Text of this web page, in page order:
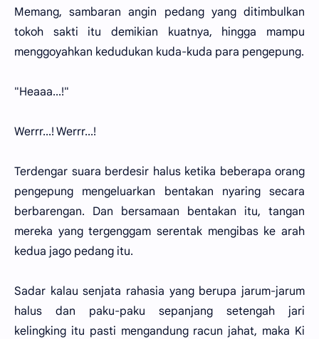
Memang, sambaran angin pedang yang ditimbulkan
tokoh sakti itu demikian kuatnya, hingga mampu
menggoyahkan kedudukan kuda-kuda para pengepung.
"Heaaa...!"
Werrr...! Werrr...!
Terdengar suara berdesir halus ketika beberapa orang
pengepung mengeluarkan bentakan nyaring secara
berbarengan. Dan bersamaan bentakan itu, tangan
mereka yang tergenggam serentak mengibas ke arah
kedua jago pedang itu.
Sadar kalau senjata rahasia yang berupa jarum-jarum
halus dan paku-paku sepanjang setengah jari
kelingking itu pasti mengandung racun jahat, maka Ki